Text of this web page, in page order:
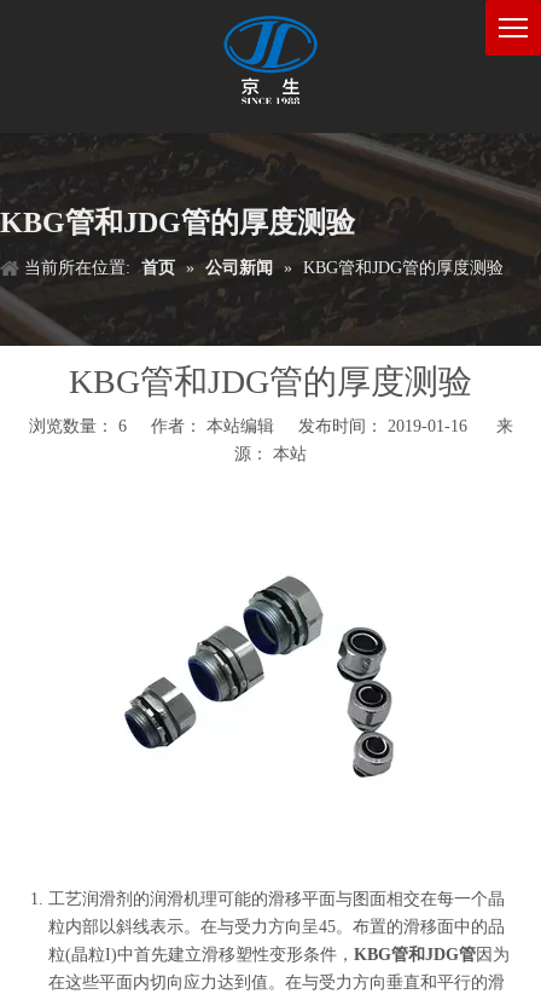
KBG管和JDG管的厚度测验
当前所在位置: 首页 » 公司新闻 » KBG管和JDG管的厚度测验
KBG管和JDG管的厚度测验
浏览数量： 6作者： 本站编辑 发布时间： 2019-01-16 来
源： 本站
工艺润滑剂的润滑机理可能的滑移平面与图面相交在每一个晶
粒内部以斜线表示。在与受力方向呈45。布置的滑移面中的品
粒(晶粒I)中首先建立滑移塑性变形条件， KBG管和JDG管因为
在这些平面内切向应力达到值。在与受力方向垂直和平行的滑